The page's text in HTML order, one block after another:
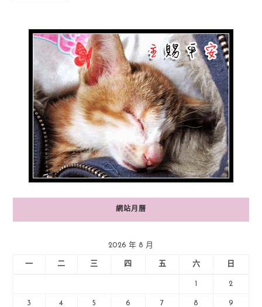
網站月曆
2026 年 8 月
一 二 三 四 五 六 日
2
3 4 5 6 7 8 9